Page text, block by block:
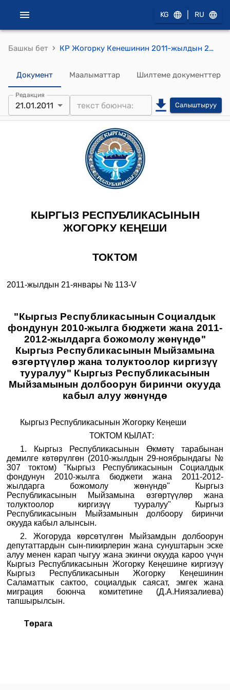
KG RU
Башкы бет › КР Жогорку Кенешинин 2011-жылдын 21-январындагы № 113-V ""Кыргыз Республикасынын Социалдык фондунун 2010-жылга бюджети жана 2011-2012-жылдарга божомолу жөнүндө" Кыргыз Республикасынын Мыйзамына өзгөртүүлөр жана толуктоолор киргизүү тууралуу" Кыргыз Республикасынын Мыйзамынын долбоорун биринчи окууда кабыл алуу жөнүндө" токтому
Документ Маалыматтар Шилтеме документтер
Редакция
21.01.2011 Салыштыруу